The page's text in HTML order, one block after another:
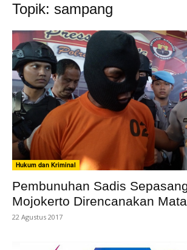
Topik: sampang
Hukum dan Kriminal
Pembunuhan Sadis
Mojokerto Direncanakan
22 Agustus 2017